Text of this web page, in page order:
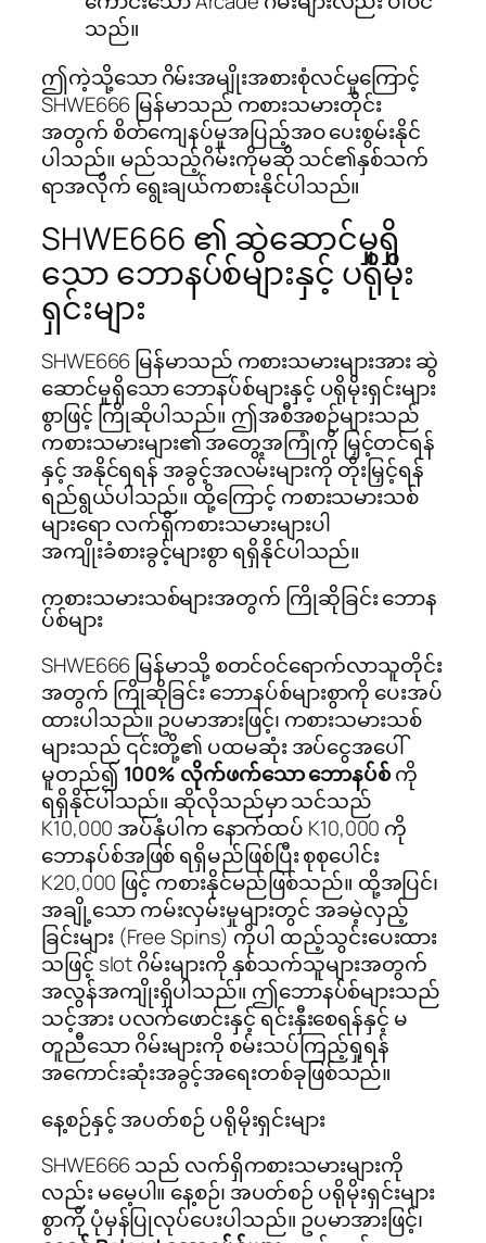
သည်။
ဤကဲ့သို့သော ဂိမ်းအမျိုးအစားစုံလင်မှုကြောင့်
SHWE666 မြန်မာသည် ကစားသမားတိုင်း
အတွက် စိတ်ကျေနပ်မှုအပြည့်အဝ ပေးစွမ်းနိုင်
ပါသည်။ မည်သည့်ဂိမ်းကိုမဆို သင်၏နှစ်သက်
ရာအလိုက် ရွေးချယ်ကစားနိုင်ပါသည်။
SHWE666 ၏ ဆွဲဆောင်မှုရှိ
သော ဘောနပ်စ်များနှင့် ပရိုမိုး
ရှင်းများ
SHWE666 မြန်မာသည် ကစားသမားများအား ဆွဲ
ဆောင်မှုရှိသော ဘောနပ်စ်များနှင့် ပရိုမိုးရှင်းများ
စွာဖြင့် ကြိုဆိုပါသည်။ ဤအစီအစဉ်များသည်
ကစားသမားများ၏ အတွေ့အကြုံကို မြှင့်တင်ရန်
နှင့် အနိုင်ရရန် အခွင့်အလမ်းများကို တိုးမြှင့်ရန်
ရည်ရွယ်ပါသည်။ ထို့ကြောင့် ကစားသမားသစ်
များရော လက်ရှိကစားသမားများပါ
အကျိုးခံစားခွင့်များစွာ ရရှိနိုင်ပါသည်။
ကစားသမားသစ်များအတွက် ကြိုဆိုခြင်း ဘောန
ပ်စ်များ
SHWE666 မြန်မာသို့ စတင်ဝင်ရောက်လာသူတိုင်း
အတွက် ကြိုဆိုခြင်း ဘောနပ်စ်များစွာကို ပေးအပ်
ထားပါသည်။ ဥပမာအားဖြင့်၊ ကစားသမားသစ်
များသည် ၎င်းတို့၏ ပထမဆုံး အပ်ငွေအပေါ်
မူတည်၍ 100% လိုက်ဖက်သော ဘောနပ်စ်ကို
ရရှိနိုင်ပါသည်။ ဆိုလိုသည်မှာ သင်သည်
K10,000 အပ်နှံပါက နောက်ထပ် K10,000 ကို
ဘောနပ်စ်အဖြစ် ရရှိမည်ဖြစ်ပြီး စုစုပေါင်း
K20,000 ဖြင့် ကစားနိုင်မည်ဖြစ်သည်။ ထို့အပြင်၊
အချို့သော ကမ်းလှမ်းမှုများတွင် အခမဲ့လှည့်
ခြင်းများ (Free Spins) ကိုပါ ထည့်သွင်းပေးထား
သဖြင့် slot ဂိမ်းများကို နှစ်သက်သူများအတွက်
အလွန်အကျိုးရှိပါသည်။ ဤဘောနပ်စ်များသည်
သင့်အား ပလက်ဖောင်းနှင့် ရင်းနှီးစေရန်နှင့် မ
တူညီသော ဂိမ်းများကို စမ်းသပ်ကြည့်ရှုရန်
အကောင်းဆုံးအခွင့်အရေးတစ်ခုဖြစ်သည်။
နေ့စဉ်နှင့် အပတ်စဉ် ပရိုမိုးရှင်းများ
SHWE666 သည် လက်ရှိကစားသမားများကို
လည်း မမေ့ပါ။ နေ့စဉ်၊ အပတ်စဉ် ပရိုမိုးရှင်းများ
စွာကို ပုံမှန်ပြုလုပ်ပေးပါသည်။ ဥပမာအားဖြင့်၊